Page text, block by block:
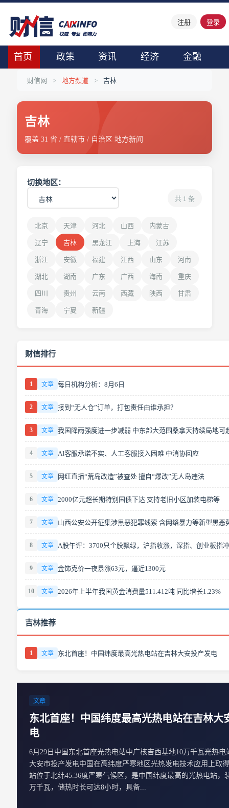
注册 登录
首页 政策 资讯 经济 金融
财信网 > 地方频道 > 吉林
吉林
覆盖 31 省 / 直辖市 / 自治区 地方新闻
切换地区：
共 1 条
北京 天津 河北 山西 内蒙古
辽宁 吉林 黑龙江 上海 江苏
浙江 安徽 福建 江西 山东 河南
湖北 湖南 广东 广西 海南 重庆
四川 贵州 云南 西藏 陕西 甘肃
青海 宁夏 新疆
文章
东北首座！中国纬度最高光热电站在吉林大
电
6月29日中国东北首座光热电站中广核吉西基地10万千瓦光热电
大安市投产发电中国在高纬度严寒地区光热发电技术应用上取
站位于北纬45.36度严寒气候区，是中国纬度最高的光热电站，
万千瓦，储热时长可达8小时，具备...
财信排行
1 文章 每日机构分析：8月6日
2 文章 接到“无人仓”订单，打包责任由谁承担？
3 文章 我国降雨强度进一步减弱 中东部大范围桑拿天持续局地
4 文章 AI客服承诺不实、人工客服接入困难 中消协回应
5 文章 网红直播“荒岛改造”被查处 擅自“爆改”无人岛违法
6 文章 2000亿元超长期特别国债下达 支持老旧小区加装电梯等
7 文章 山西公安公开征集涉黑恶犯罪线索 含网络暴力等新型黑恶
8 文章
9 文章 金饰克价一夜暴涨63元，逼近1300元
10 文章 2026年上半年我国黄金消费量511.412吨 同比增长1.23%
吉林推荐
1 文章 东北首座！中国纬度最高光热电站在吉林大安投产发电